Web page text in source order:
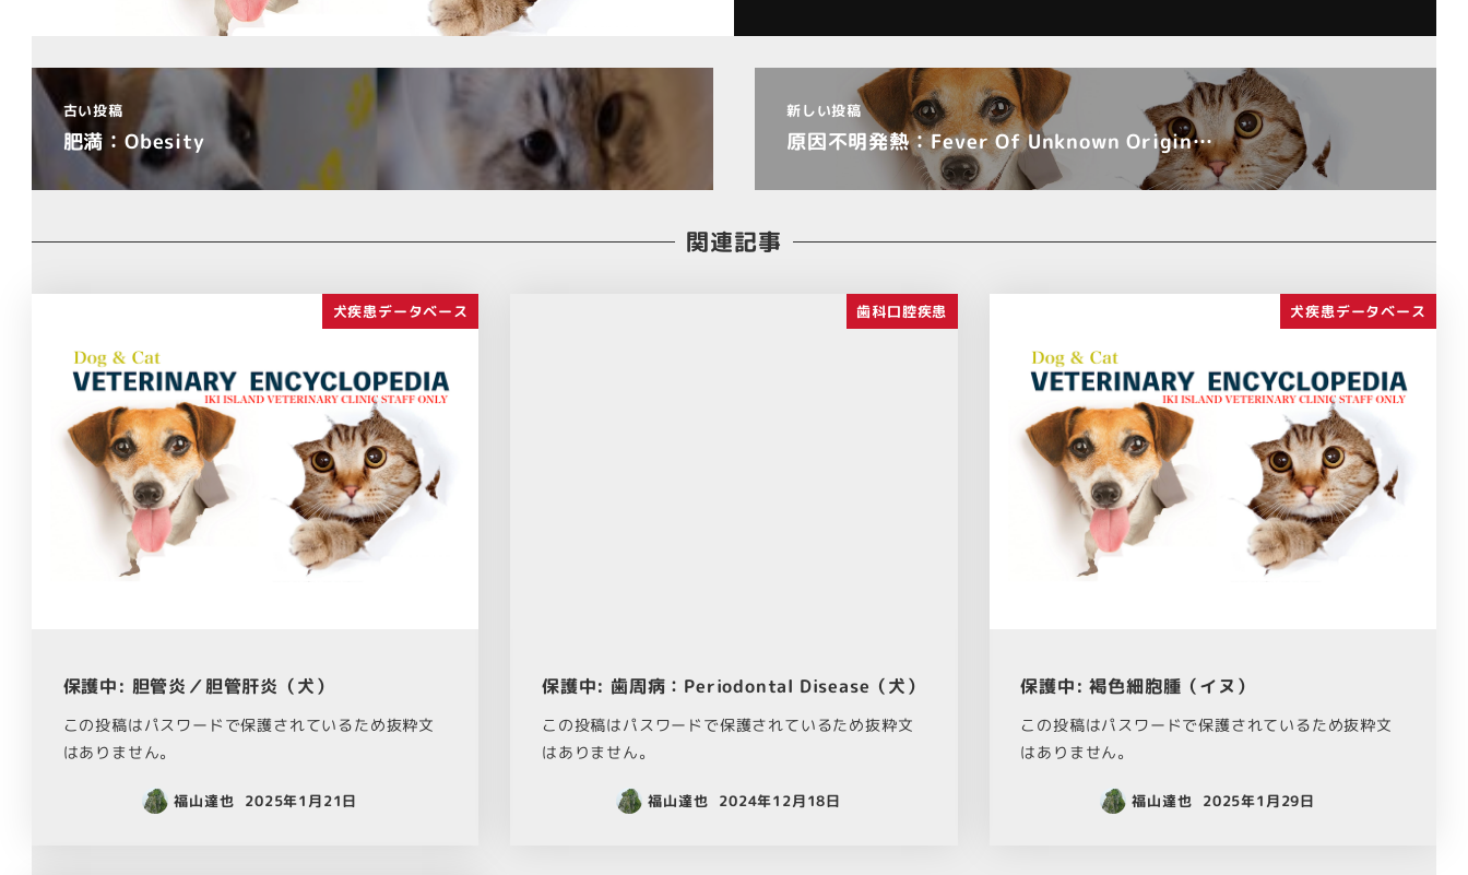
古い投稿
肥満：Obesity
新しい投稿
原因不明発熱：Fever Of Unknown Origin…
関連記事
犬疾患データベース
保護中: 胆管炎／胆管肝炎（犬）
この投稿はパスワードで保護されているため抜粋文
はありません。
福山達也 2025年1月21日
歯科口腔疾患
保護中: 歯周病：Periodontal Disease（犬）
この投稿はパスワードで保護されているため抜粋文
はありません。
福山達也 2024年12月18日
犬疾患データベース
保護中: 褐色細胞腫（イヌ）
この投稿はパスワードで保護されているため抜粋文
はありません。
福山達也 2025年1月29日